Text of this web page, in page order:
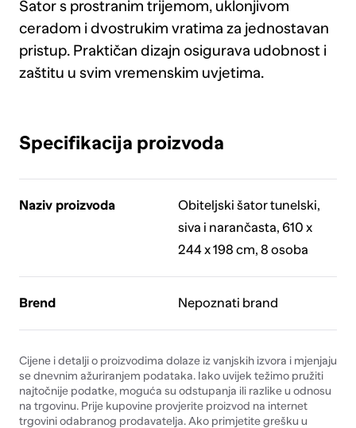
Šator s prostranim trijemom, uklonjivom
ceradom i dvostrukim vratima za jednostavan
pristup. Praktičan dizajn osigurava udobnost i
zaštitu u svim vremenskim uvjetima.
Specifikacija proizvoda
Naziv proizvoda
Obiteljski šator tunelski,
siva i narančasta, 610 x
244 x 198 cm, 8 osoba
Brend Nepoznati brand
Cijene i detalji o proizvodima dolaze iz vanjskih izvora i mjenjaju
se dnevnim ažuriranjem podataka. Iako uvijek težimo pružiti
najtočnije podatke, moguća su odstupanja ili razlike u odnosu
na trgovinu. Prije kupovine provjerite proizvod na internet
trgovini odabranog prodavatelja. Ako primjetite grešku u